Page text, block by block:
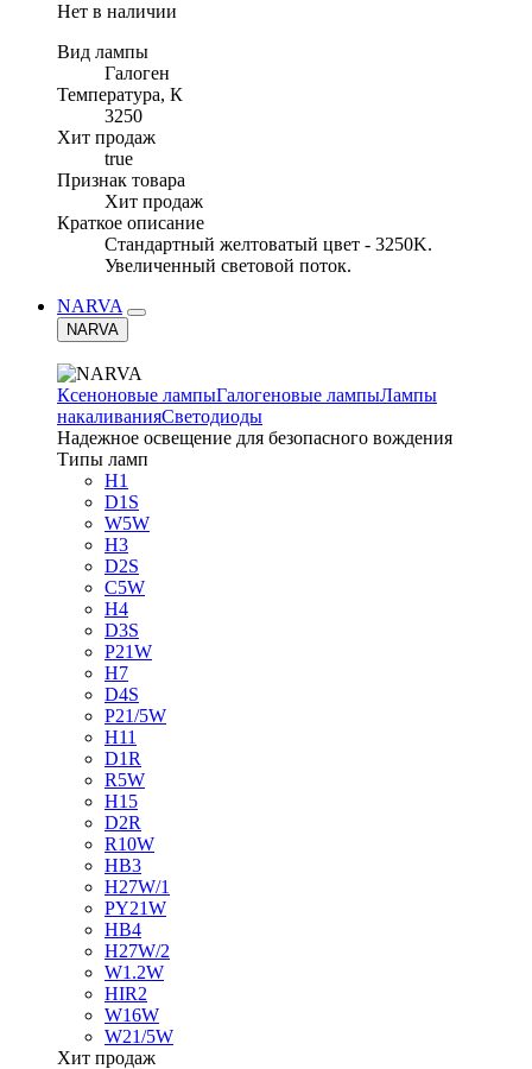
Нет в наличии
Вид лампы
Галоген
Температура, К
3250
Хит продаж
true
Признак товара
Хит продаж
Краткое описание
Стандартный желтоватый цвет - 3250K.
Увеличенный световой поток.
NARVA
NARVA
Ксеноновые лампыГалогеновые лампыЛампы
накаливанияСветодиоды
Надежное освещение для безопасного вождения
Типы ламп
H1
D1S
W5W
H3
D2S
C5W
H4
D3S
P21W
H7
D4S
P21/5W
H11
D1R
R5W
H15
D2R
R10W
HB3
H27W/1
PY21W
HB4
H27W/2
W1.2W
HIR2
W16W
W21/5W
Хит продаж